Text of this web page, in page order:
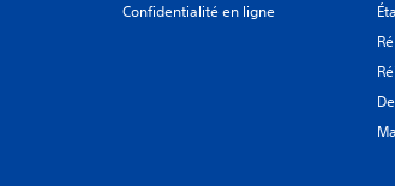
Confidentialité en ligne